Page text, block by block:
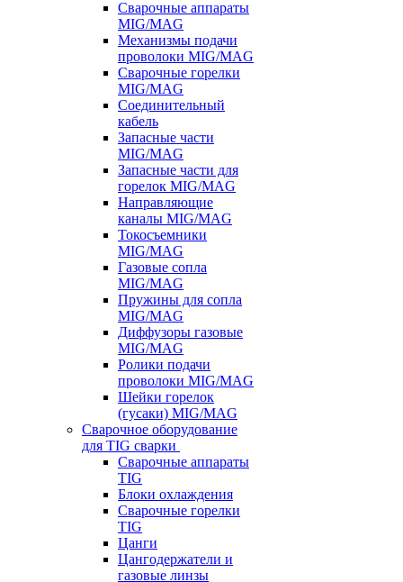
Сварочные аппараты
MIG/MAG
Механизмы подачи
проволоки MIG/MAG
Сварочные горелки
MIG/MAG
Соединительный
кабель
Запасные части
MIG/MAG
Запасные части для
горелок MIG/MAG
Направляющие
каналы MIG/MAG
Токосъемники
MIG/MAG
Газовые сопла
MIG/MAG
Пружины для сопла
MIG/MAG
Диффузоры газовые
MIG/MAG
Ролики подачи
проволоки MIG/MAG
Шейки горелок
(гусаки) MIG/MAG
Сварочное оборудование
для TIG сварки
Сварочные аппараты
TIG
Блоки охлаждения
Сварочные горелки
TIG
Цанги
Цангодержатели и
газовые линзы